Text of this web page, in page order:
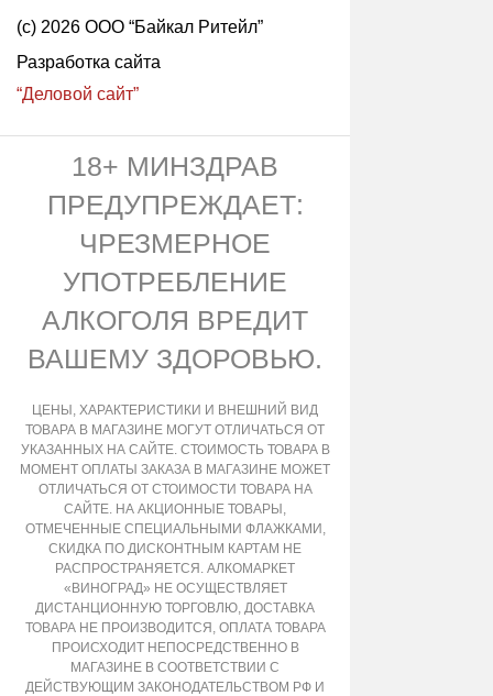
(с) 2026 ООО “Байкал Ритейл”
Разработка сайта
“Деловой сайт”
18+ МИНЗДРАВ
ПРЕДУПРЕЖДАЕТ:
ЧРЕЗМЕРНОЕ
УПОТРЕБЛЕНИЕ
АЛКОГОЛЯ ВРЕДИТ
ВАШЕМУ ЗДОРОВЬЮ.
ЦЕНЫ, ХАРАКТЕРИСТИКИ И ВНЕШНИЙ ВИД
ТОВАРА В МАГАЗИНЕ МОГУТ ОТЛИЧАТЬСЯ ОТ
УКАЗАННЫХ НА САЙТЕ. СТОИМОСТЬ ТОВАРА В
МОМЕНТ ОПЛАТЫ ЗАКАЗА В МАГАЗИНЕ МОЖЕТ
ОТЛИЧАТЬСЯ ОТ СТОИМОСТИ ТОВАРА НА
САЙТЕ. НА АКЦИОННЫЕ ТОВАРЫ,
ОТМЕЧЕННЫЕ СПЕЦИАЛЬНЫМИ ФЛАЖКАМИ,
СКИДКА ПО ДИСКОНТНЫМ КАРТАМ НЕ
РАСПРОСТРАНЯЕТСЯ. АЛКОМАРКЕТ
«ВИНОГРАД» НЕ ОСУЩЕСТВЛЯЕТ
ДИСТАНЦИОННУЮ ТОРГОВЛЮ, ДОСТАВКА
ТОВАРА НЕ ПРОИЗВОДИТСЯ, ОПЛАТА ТОВАРА
ПРОИСХОДИТ НЕПОСРЕДСТВЕННО В
МАГАЗИНЕ В СООТВЕТСТВИИ С
ДЕЙСТВУЮЩИМ ЗАКОНОДАТЕЛЬСТВОМ РФ И